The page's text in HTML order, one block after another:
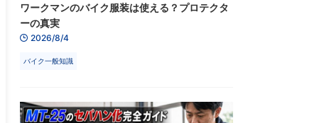
ワークマンのバイク服装は使える？プロテクタ
ーの真実
2026/8/4
バイク一般知識